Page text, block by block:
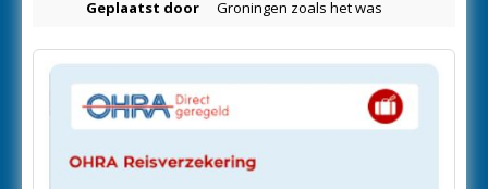
Geplaatst door Groningen zoals het was